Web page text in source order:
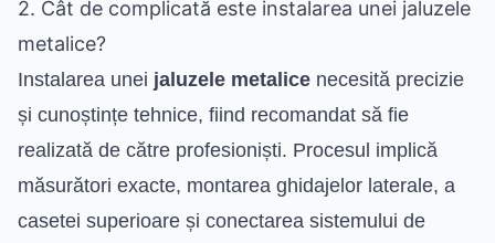
2. Cât de complicată este instalarea unei jaluzele
metalice?
Instalarea unei jaluzele metalice necesită precizie
și cunoștințe tehnice, fiind recomandat să fie
realizată de către profesioniști. Procesul implică
măsurători exacte, montarea ghidajelor laterale, a
casetei superioare și conectarea sistemului de